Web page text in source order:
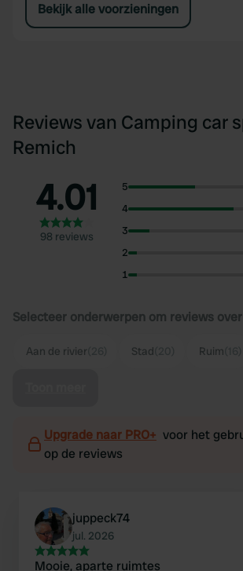
Bekijk alle voorzieningen
Reviews van Camping car
Remich
4.01
98 reviews
5
4
3
2
1
Selecteer onderwerpen om reviews
Aan de rivier Stad Ruim
Upgrade naar PRO+ voor het
op de reviews
juppeck74
jul. 2026
Mooie, aparte ruimtes